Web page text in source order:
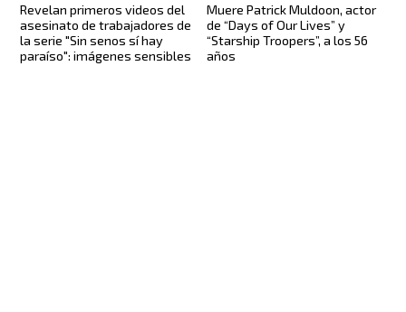
Revelan primeros videos del
asesinato de trabajadores de
la serie "Sin senos sí hay
paraíso": imágenes sensibles
Muere Patrick Muldoon, actor
de “Days of Our Lives” y
“Starship Troopers”, a los 56
años